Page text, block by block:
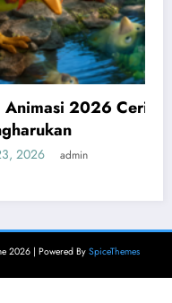
Keluarga
2026 | Powered By SpiceThemes